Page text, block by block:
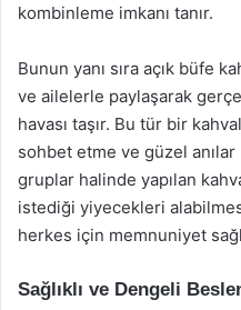
kombinleme imkanı tanır.
Bunun yanı sıra açık büfe
ve ailelerle paylaşarak
havası taşır. Bu tür bir
sohbet etme ve güzel
gruplar halinde yapılan
istediği yiyecekleri
herkes için memnuniyet
Sağlıklı ve Dengeli